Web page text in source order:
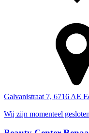
Galvanistraat 7, 6716 AE
Wij zijn momenteel gesloten